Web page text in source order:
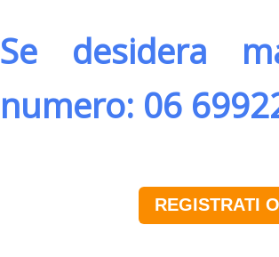
Se desidera
numero: 06
REGISTRATI